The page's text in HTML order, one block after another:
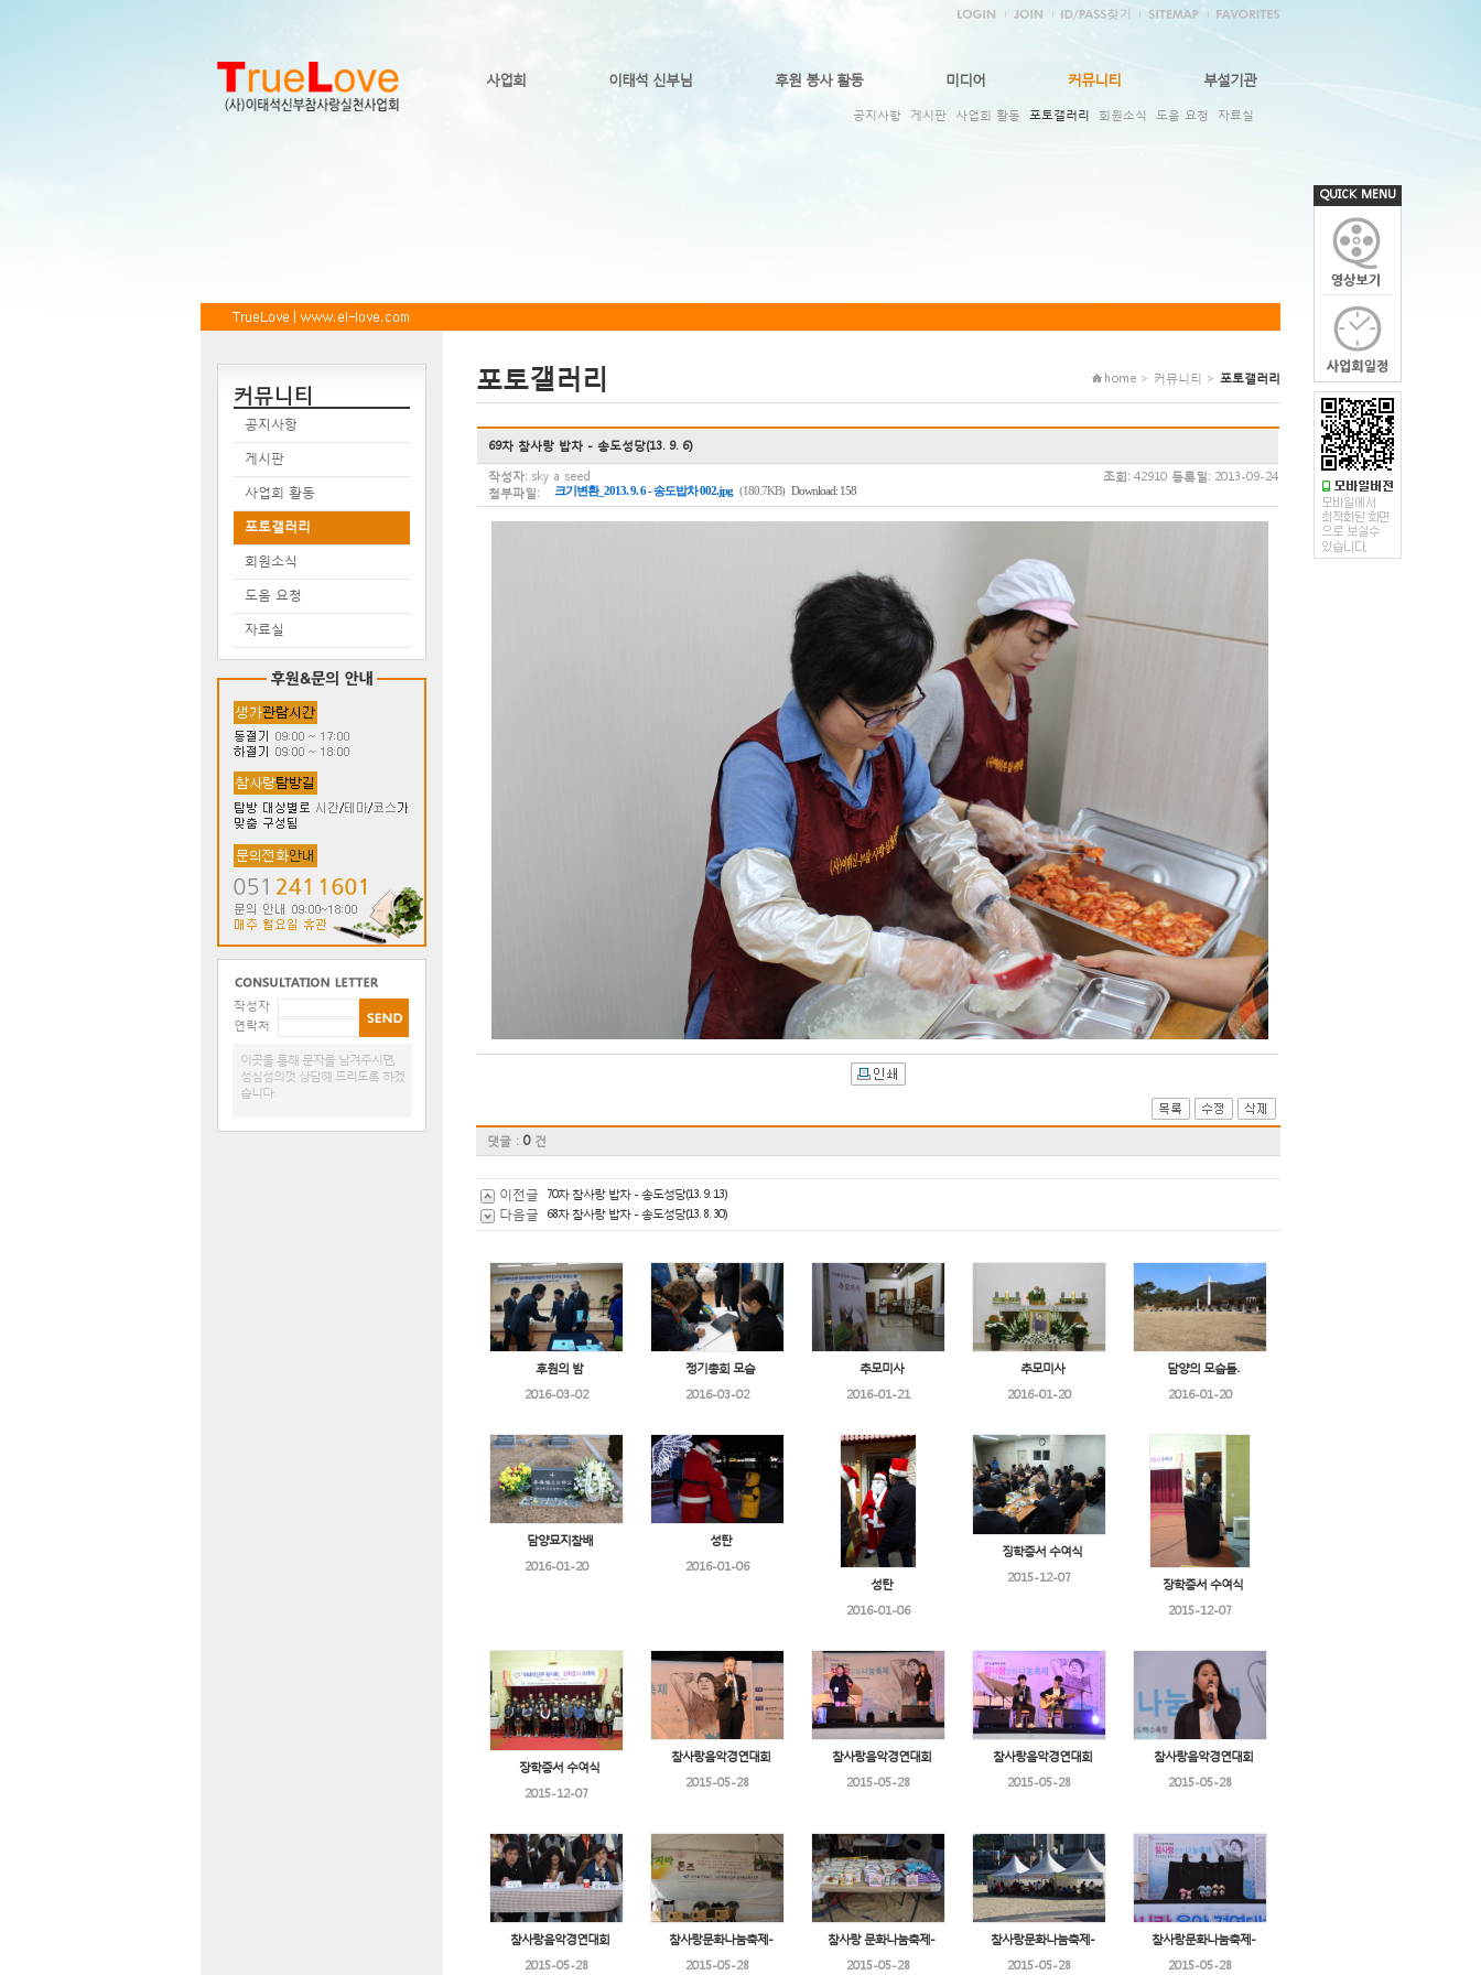
사업회 이태석 신부님 후원 봉사 활동 미디어 커뮤니티 부설기관
공지사항 게시판 사업회 활동 포토갤러리 회원소식 도움 요청 자료실
커뮤니티
공지사항
게시판
사업회 활동
포토갤러리
회원소식
도움 요청
자료실
작성자
연락처
이곳을 통해 문자를 남겨주시면,
성심성의껏 상담해 드리도록 하겠
습니다.
포토갤러리 home > 커뮤니티 > 포토갤러리
69차 참사랑 밥차 - 송도성당(13. 9. 6)
작성자:sky a seed 조회:42910 등록일:2013-09-24
첨부파일:
크기변환_2013. 9. 6 - 송도밥차 002.jpg (180.7KB) Download: 158
댓글 : 0건
이전글 70차 참사랑 밥차 - 송도성당(13. 9. 13)
다음글 68차 참사랑 밥차 - 송도성당(13. 8. 30)
후원의 밤
2016-03-02
정기총회 모습
2016-03-02
추모미사
2016-01-21
추모미사
2016-01-20
담양의 모습들..
2016-01-20
담양묘지참배
2016-01-20
성탄
2016-01-06
성탄
2016-01-06
징학증서 수여식
2015-12-07
장학증서 수여식
2015-12-07
장학증서 수여식
2015-12-07
참사랑음악경연대회
2015-05-28
참사랑음악경연대회
2015-05-28
참사랑음악경연대회
2015-05-28
참사랑음악경연대회
2015-05-28
참사랑음악경연대회
2015-05-28
참사랑문화나눔축제-
2015-05-28
참사랑 문화나눔축제-
2015-05-28
참사랑문화나눔축제-
2015-05-28
참사랑문화나눔축제-
2015-05-28
QUICK MENU